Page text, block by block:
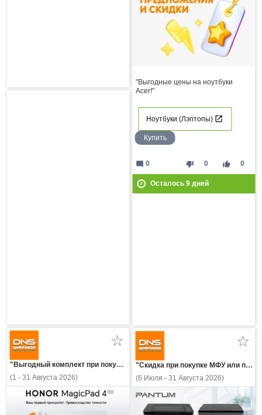
"Выгодные цены на ноутбуки
Acer!"
Ноутбуки (Лэптопы)
Купить
thumb_down 0 thumb_up 0
mode_comment 0
Осталось 9дней
"Выгодный комплект при покупке планшета HONOR!"
(1 - 31 Августа 2026)
"Скидка при покупке МФУ или принтера Pantum с картриджем!"
(6 Июля - 31 Августа 2026)